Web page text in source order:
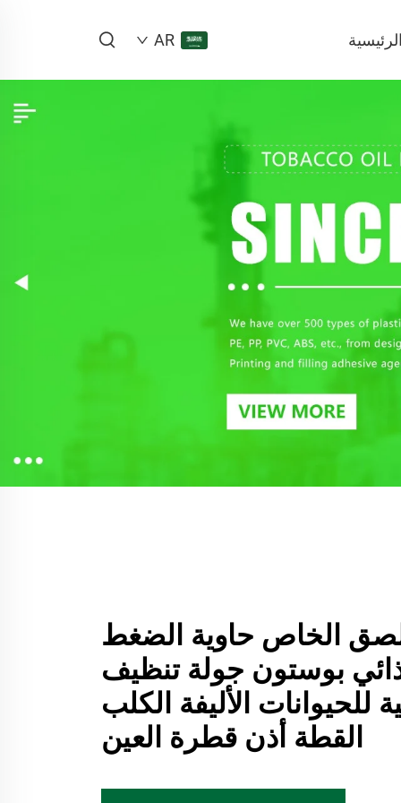
AR
الملصق الخاص حاوية الضغط
بوستون جولة تنظيف
للحيوانات الأليفة الكلب
القطة أذن قطرة العين